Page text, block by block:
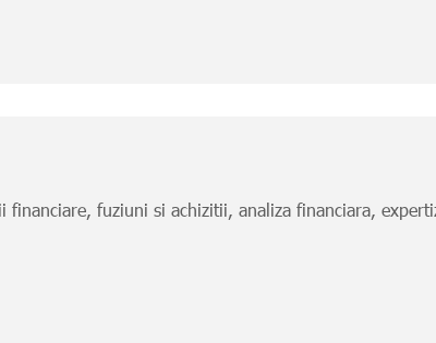
financiare, fuziuni si achizitii, analiza financiara,